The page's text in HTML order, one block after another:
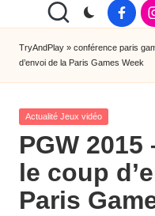
y
A
n
d
P
la
y.
TryAndPlay » conférence paris
d’envoi de la Paris Games Week
Posted
Actualité Jeux vidéo
PGW
le coup
Paris